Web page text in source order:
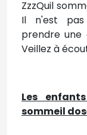
ZzzQuil
Il n'est pas
prendre une
Veillez à
Les
sommeil